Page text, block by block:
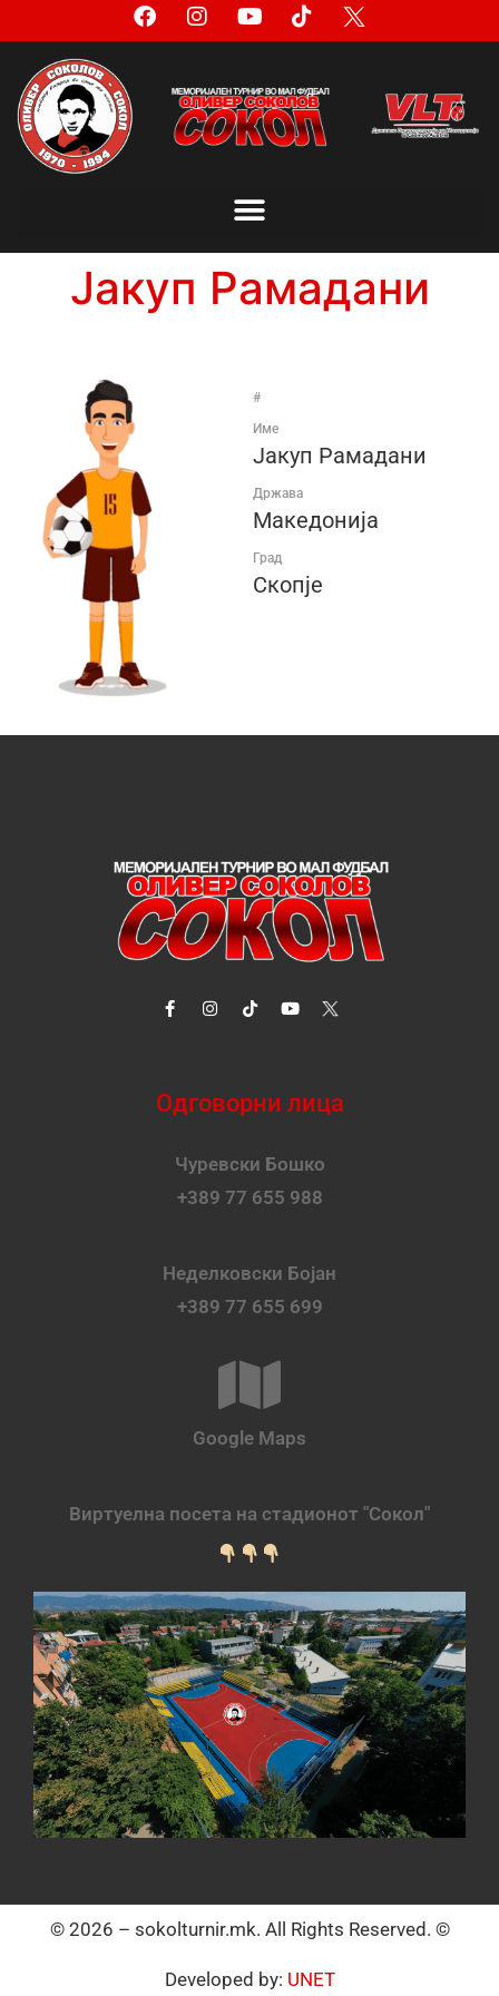
Јакуп Рамадани
#
Име
Јакуп Рамадани
Држава
Македонија
Град
Скопје
Одговорни лица
Чуревски Бошко
+389 77 655 988
Неделковски Бојан
+389 77 655 699
Google Maps
Виртуелна посета на стадионот "Сокол"
© 2026 – sokolturnir.mk. All Rights Reserved. ©
Developed by: UNET